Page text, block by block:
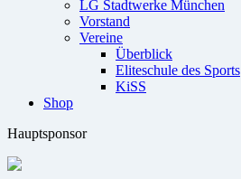
LG Stadtwerke München
Vorstand
Vereine
Überblick
Eliteschule des Sports
KiSS
Shop
Hauptsponsor